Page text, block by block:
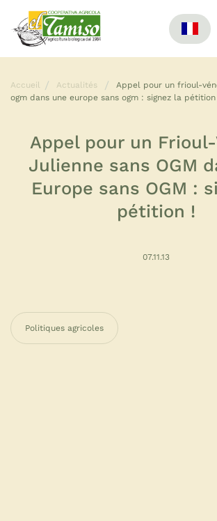
Accueil Actualités
Appel pour un frioul-
ogm dans une europe sans ogm : signez la pétition
Appel pour un
Julienne sans OGM
Europe sans OGM :
pétition !
07.11.13
Politiques agricoles